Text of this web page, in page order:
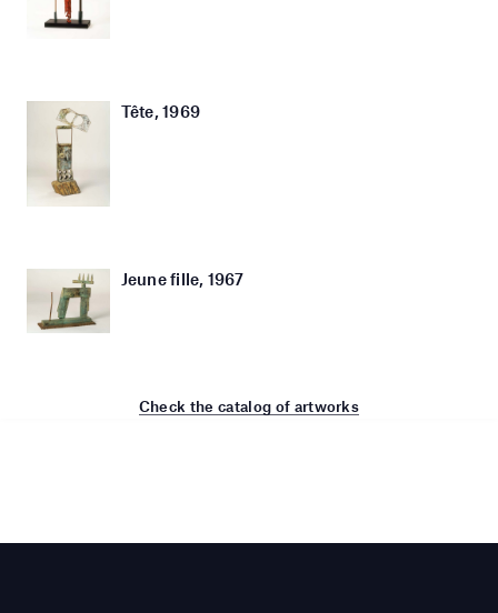
Tête, 1969
Jeune fille, 1967
Check the catalog of artworks